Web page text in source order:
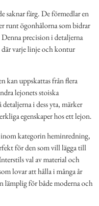
saknar färg. De förmedlar en
runt ögonhålorna som bidrar
precision i detaljerna
varje linje och kontur
kan uppskattas från flera
lejonets stoiska
i dess yta, märker
egenskaper hos ett lejon.
kategorin heminredning,
för den som vill lägga till
val av material och
lovar att hålla i många år
lämplig för både moderna och